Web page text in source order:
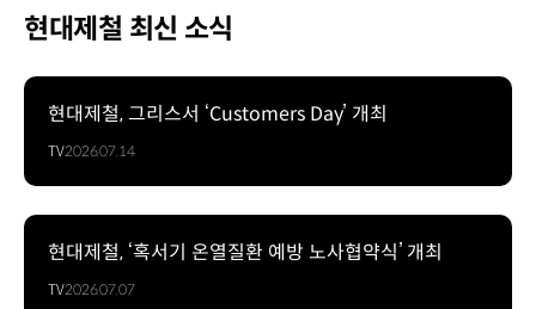
현대제철 최신 소식
현대제철, 그리스서 ‘Customers Day’ 개최
TV2026.07.14
현대제철, ‘혹서기 온열질환 예방 노사협약식’ 개최
TV2026.07.07